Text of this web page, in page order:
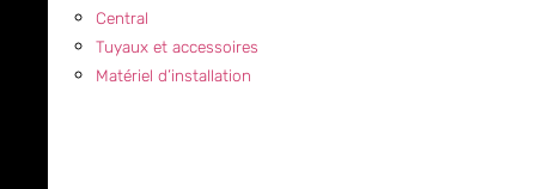
Central
Tuyaux et accessoires
Matériel d’installation